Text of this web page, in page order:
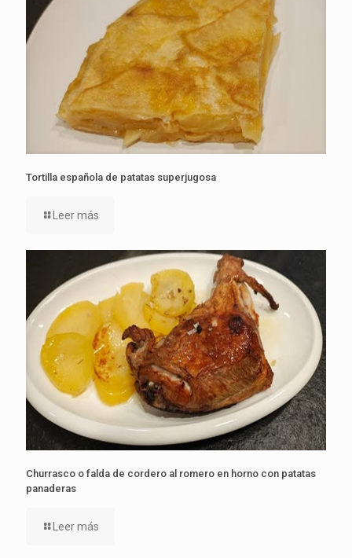
Tortilla española de patatas superjugosa
Leer más
Churrasco o falda de cordero al romero en horno con patatas
panaderas
Leer más